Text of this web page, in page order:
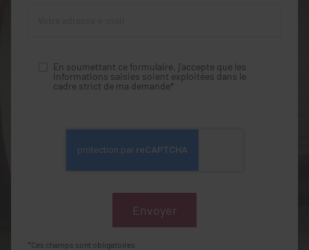
En soumettant ce formulaire, j'accepte que les
informations saisies soient exploitées dans le
cadre strict de ma demande*
*Ces champs sont obligatoires